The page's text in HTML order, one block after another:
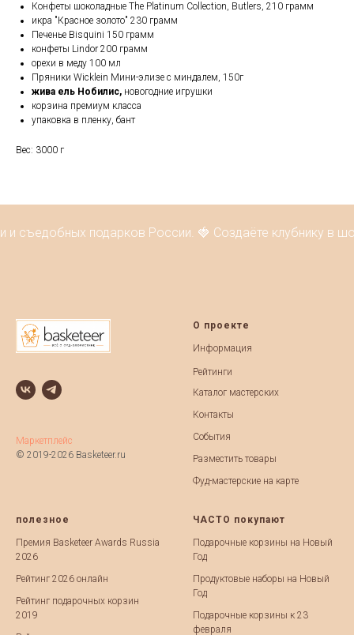
Конфеты шоколадные The Platinum Collection, Butlers, 210 грамм
икра "Красное золото" 230 грамм
Печенье Bisquini 150 грамм
конфеты Lindor 200 грамм
орехи в меду 100 мл
Пряники Wicklein Мини-элизе с миндалем, 150г
жива ель Нобилис, новогодние игрушки
корзина премиум класса
упаковка в пленку, бант
Вес: 3000 г
съедобных подарков России. 🍓 Создаёте клубнику в
Маркетплейс
© 2019-2026 Basketeer.ru
О проекте
Информация
Рейтинги
Каталог мастерских
Контакты
События
Разместить товары
Фуд-мастерские на карте
полезное
Премия Basketeer Awards Russia
2026
Рейтинг 2026 онлайн
Рейтинг подарочных корзин
2019
ЧАСТО покупают
Подарочные корзины на Новый
Год
Продуктовые наборы на Новый
Год
Подарочные корзины к 23
февраля